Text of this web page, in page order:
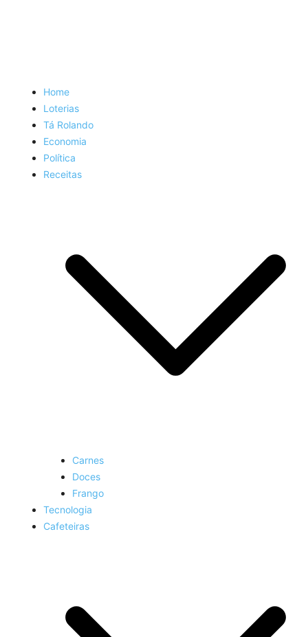
Home
Loterias
Tá Rolando
Economia
Política
Receitas
Carnes
Doces
Frango
Tecnologia
Cafeteiras